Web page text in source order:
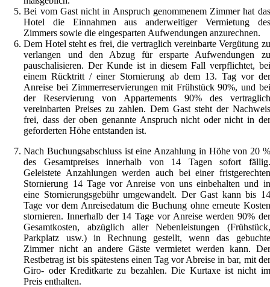
Bei vom Gast nicht in Anspruch genommenem Zimmer hat das
Hotel die Einnahmen aus anderweitiger Vermietung des
Zimmers sowie die eingesparten Aufwendungen anzurechnen.
Dem Hotel steht es frei, die vertraglich vereinbarte Vergütung zu
verlangen und den Abzug für ersparte Aufwendungen zu
pauschalisieren. Der Kunde ist in diesem Fall verpflichtet, bei
einem Rücktritt / einer Stornierung ab dem 13. Tag vor der
Anreise bei Zimmerreservierungen mit Frühstück 90%, und bei
der Reservierung von Appartements 90% des vertraglich
vereinbarten Preises zu zahlen. Dem Gast steht der Nachweis
frei, dass der oben genannte Anspruch nicht oder nicht in der
geforderten Höhe entstanden ist.
Nach Buchungsabschluss ist eine Anzahlung in Höhe von 20 %
des Gesamtpreises innerhalb von 14 Tagen sofort fällig.
Geleistete Anzahlungen werden auch bei einer fristgerechten
Stornierung 14 Tage vor Anreise von uns einbehalten und in
eine Stornierungsgebühr umgewandelt. Der Gast kann bis 14
Tage vor dem Anreisedatum die Buchung ohne erneute Kosten
stornieren. Innerhalb der 14 Tage vor Anreise werden 90% der
Gesamtkosten, abzüglich aller Nebenleistungen (Frühstück,
Parkplatz usw.) in Rechnung gestellt, wenn das gebuchte
Zimmer nicht an andere Gäste vermietet werden kann. Der
Restbetrag ist bis spätestens einen Tag vor Abreise in bar, mit der
Giro- oder Kreditkarte zu bezahlen. Die Kurtaxe ist nicht im
Preis enthalten.